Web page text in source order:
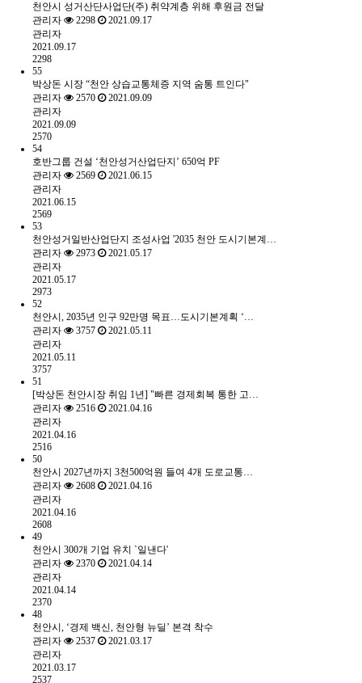
천안시 성거산단사업단(주) 취약계층 위해 후원금 전달
관리자
2298
2021.09.17
관리자
2021.09.17
2298
55
박상돈 시장 “천안 상습교통체증 지역 숨통 트인다"
관리자
2570
2021.09.09
관리자
2021.09.09
2570
54
호반그룹 건설 ‘천안성거산업단지’ 650억 PF
관리자
2569
2021.06.15
관리자
2021.06.15
2569
53
천안성거일반산업단지 조성사업 '2035 천안 도시기본계…
관리자
2973
2021.05.17
관리자
2021.05.17
2973
52
천안시, 2035년 인구 92만명 목표…도시기본계획 ‘…
관리자
3757
2021.05.11
관리자
2021.05.11
3757
51
[박상돈 천안시장 취임 1년] "빠른 경제회복 통한 고…
관리자
2516
2021.04.16
관리자
2021.04.16
2516
50
천안시 2027년까지 3천500억원 들여 4개 도로교통…
관리자
2608
2021.04.16
관리자
2021.04.16
2608
49
천안시 300개 기업 유치 `일낸다'
관리자
2370
2021.04.14
관리자
2021.04.14
2370
48
천안시, ‘경제 백신, 천안형 뉴딜’ 본격 착수
관리자
2537
2021.03.17
관리자
2021.03.17
2537